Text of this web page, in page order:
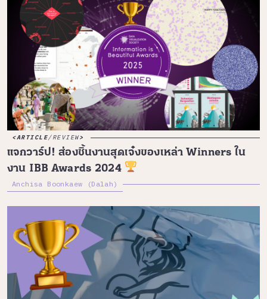
ARTICLE/REVIEW
แจกวาร์ป! ส่องชิ้นงานสุดเจ๋งของเหล่า Winners ใน
งาน IBB Awards 2024
Anchisa Boonkaew (Dalah)